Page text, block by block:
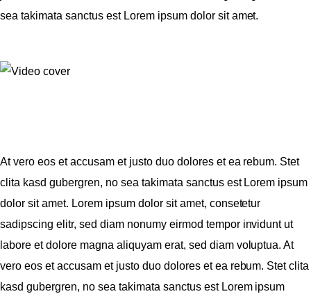
sea takimata sanctus est Lorem ipsum dolor sit amet.
At vero eos et accusam et justo duo dolores et ea rebum. Stet
clita kasd gubergren, no sea takimata sanctus est Lorem ipsum
dolor sit amet. Lorem ipsum dolor sit amet, consetetur
sadipscing elitr, sed diam nonumy eirmod tempor invidunt ut
labore et dolore magna aliquyam erat, sed diam voluptua. At
vero eos et accusam et justo duo dolores et ea rebum. Stet clita
kasd gubergren, no sea takimata sanctus est Lorem ipsum